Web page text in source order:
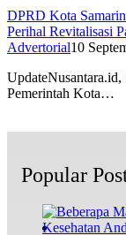
DPRD Kota
Perihal Revitalisasi
Advertorial10
Pemerintah Kota…
Popular